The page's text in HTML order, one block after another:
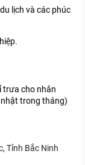
lịch và các phúc
trưa cho nhân
trong tháng)
Tỉnh Bắc Ninh